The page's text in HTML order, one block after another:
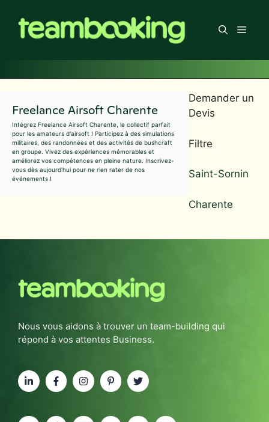
contenu
Menu
Freelance Airsoft Charente
Intégrez Freelance Airsoft Charente, le collectif parfait
pour les amateurs d'airsoft ! Participez à des simulations
militaires, des randonnées et des activités de bushcraft
en groupe. Vivez des expériences mémorables et
améliorez vos compétences en pleine nature. Inscrivez-
vous dès aujourd'hui pour ne rien rater de nos
événements !
Demander un
Devis
Filtre
Saint-Sornin
Charente
Nous vous aidons à trouver un team-building qui
répond à vos attentes Business.